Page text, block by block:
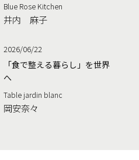
Blue Rose Kitchen
井内 麻子
2026/06/22
「食で整える暮らし」を世界
へ
Table jardin blanc
岡安奈々